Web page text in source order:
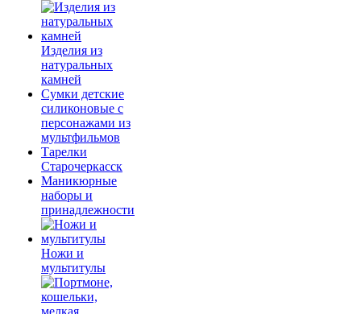
Изделия из
натуральных
камней
Сумки детские
силиконовые с
персонажами из
мультфильмов
Тарелки
Старочеркасск
Маникюрные
наборы и
принадлежности
Ножи и
мультитулы